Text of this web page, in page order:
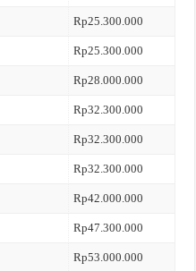
Rp25.300.000
Rp25.300.000
Rp28.000.000
Rp32.300.000
Rp32.300.000
Rp32.300.000
Rp42.000.000
Rp47.300.000
Rp53.000.000